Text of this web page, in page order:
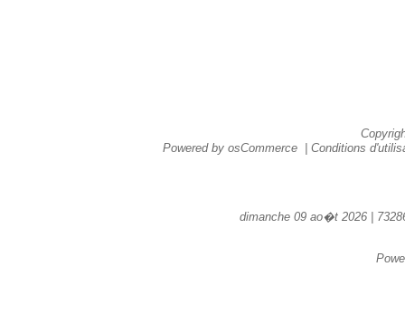
Powered by osCommerce| Conditions
dimanche 09 ao�t 2026 |